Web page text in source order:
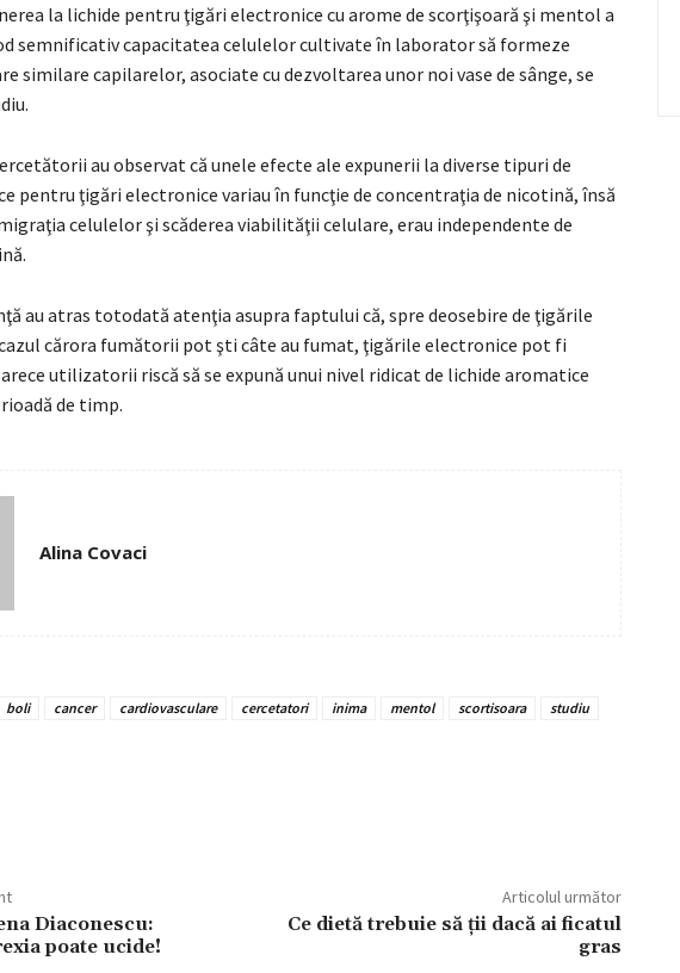
la lichide pentru ţigări electronice cu arome de scorţişoară şi mentol a
semnificativ capacitatea celulelor cultivate în laborator să formeze
similare capilarelor, asociate cu dezvoltarea unor noi vase de sânge, se
au observat că unele efecte ale expunerii la diverse tipuri de
pentru ţigări electronice variau în funcţie de concentraţia de nicotină, însă
celulelor şi scăderea viabilităţii celulare, erau independente de
au atras totodată atenţia asupra faptului că, spre deosebire de ţigările
cărora fumătorii pot şti câte au fumat, ţigările electronice pot fi
utilizatorii riscă să se expună unui nivel ridicat de lichide aromatice
de timp.
Alina Covaci
boli cancer cardiovasculare cercetatori inima mentol scortisoara
studiu
Diaconescu:
poate ucide!
Articolul următor
Ce dietă trebuie să ții dacă ai ficatul
gras